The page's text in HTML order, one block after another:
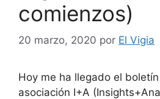
comienzos)
20 marzo, 2020 por El Vigia
Hoy me ha llegado el
asociación I+A